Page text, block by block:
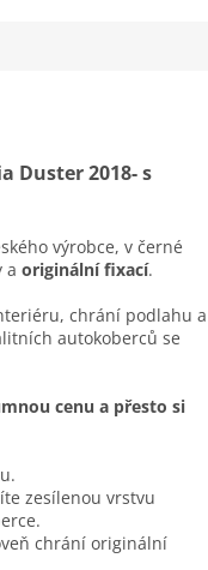
Duster 2018- s
výrobce, v černé
a originální fixací.
chrání podlahu a
autokoberců se
cenu a přesto si
zesílenou vrstvu
chrání originální